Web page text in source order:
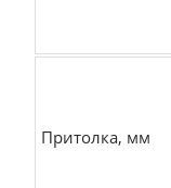
Притолка, мм